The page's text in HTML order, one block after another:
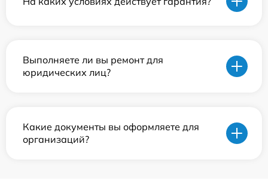
Выполняете ли вы ремонт для
юридических лиц?
Какие документы вы оформляете для
организаций?